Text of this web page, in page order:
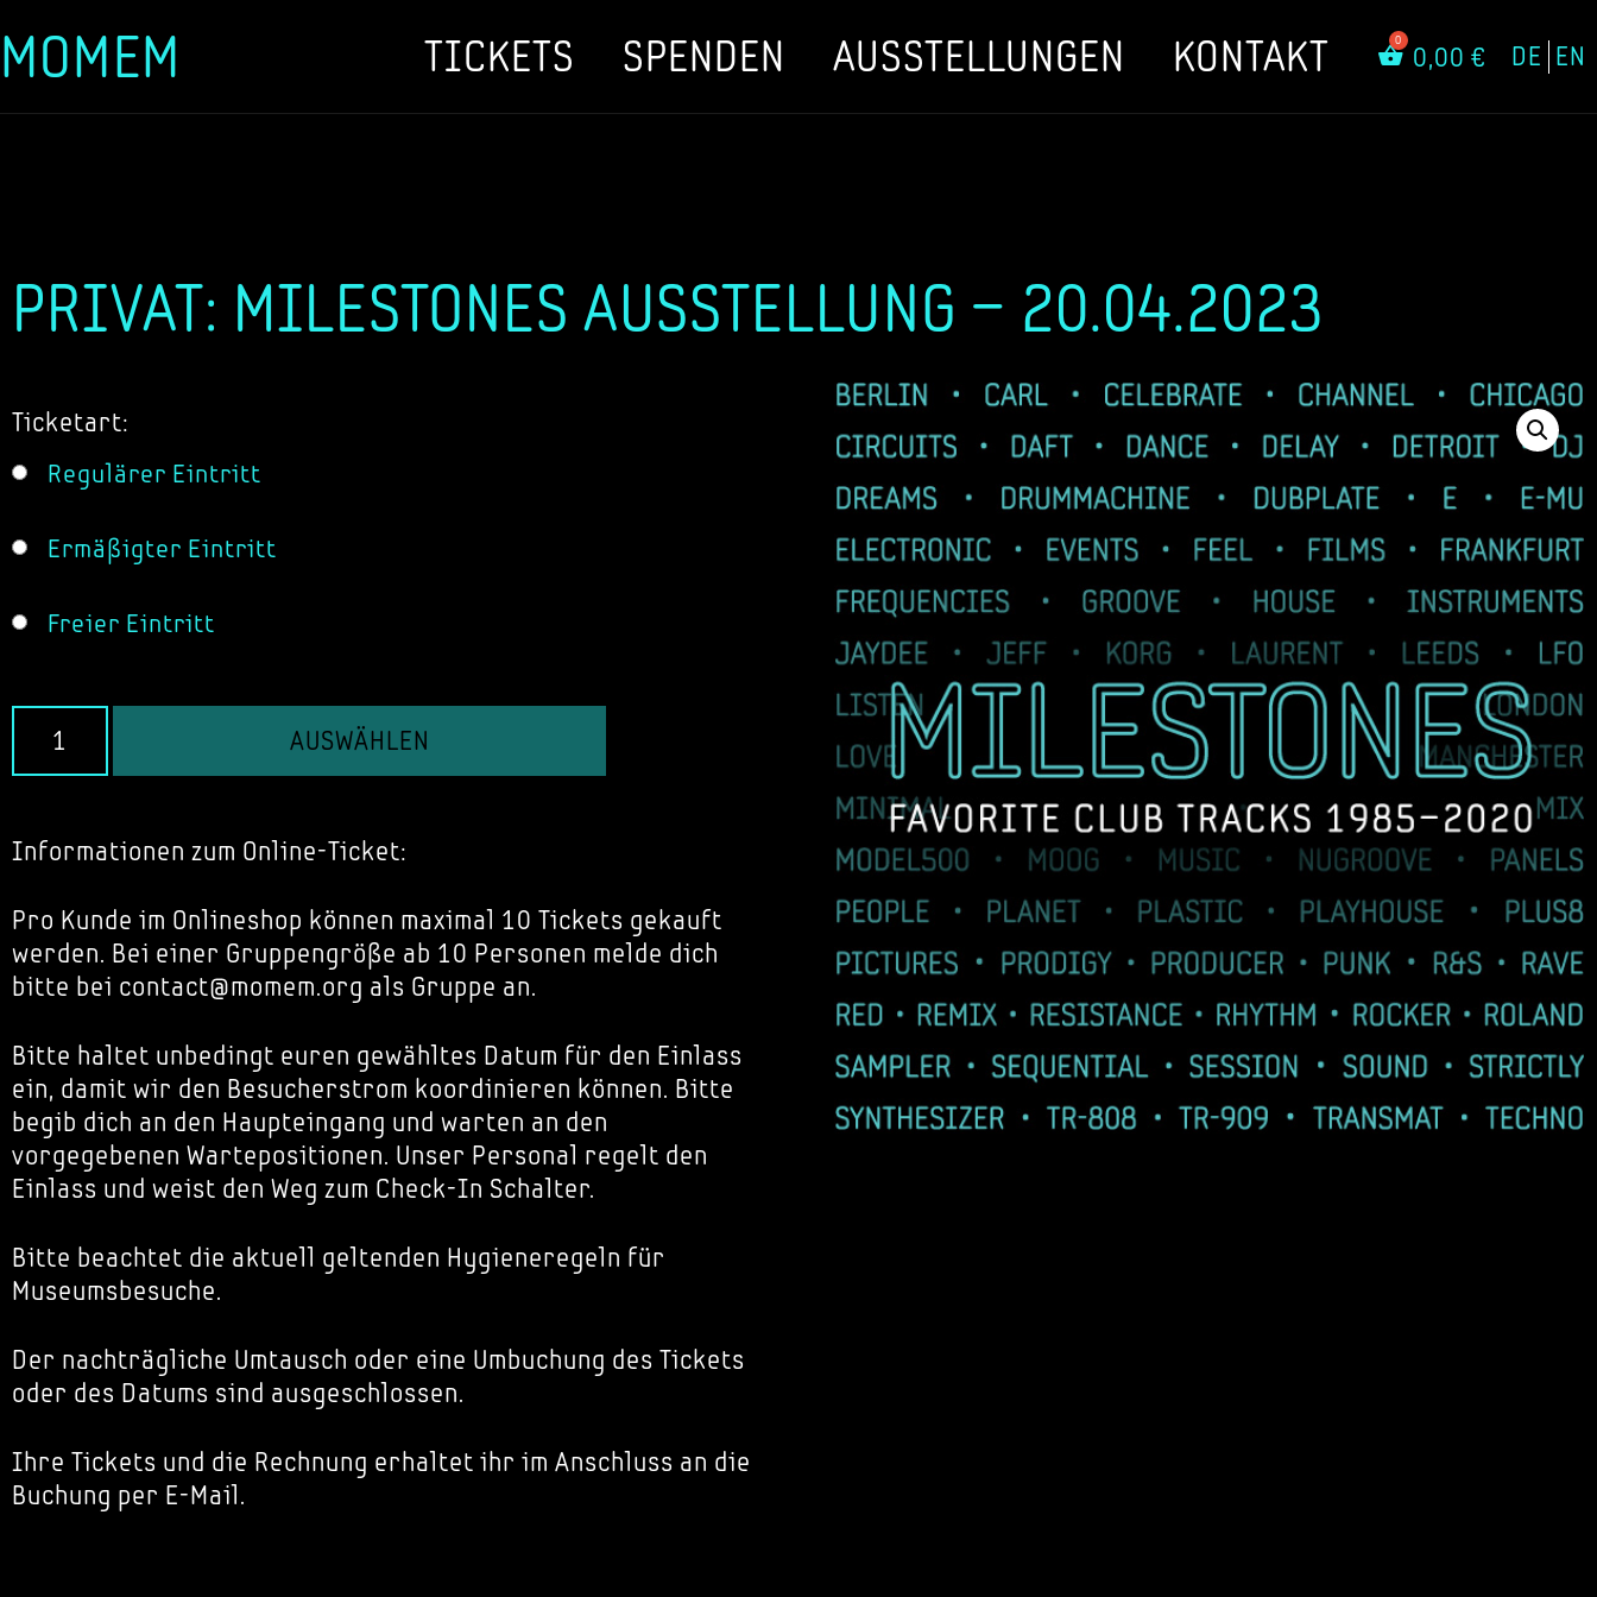
Zum
MOMEM TICKETS SPENDEN AUSSTELLUNGEN KONTAKT 0,00 € DE EN
PRIVAT: MILESTONES AUSSTELLUNG – 20.04.2023
Ticketart:
Regulärer Eintritt
Ermäßigter Eintritt
Freier Eintritt
AUSWÄHLEN
Informationen zum Online-Ticket:
Pro Kunde im Onlineshop können maximal 10 Tickets gekauft
werden. Bei einer Gruppengröße ab 10 Personen melde dich
bitte bei contact@momem.org als Gruppe an.
Bitte haltet unbedingt euren gewähltes Datum für den Einlass
ein, damit wir den Besucherstrom koordinieren können. Bitte
begib dich an den Haupteingang und warten an den
vorgegebenen Wartepositionen. Unser Personal regelt den
Einlass und weist den Weg zum Check-In Schalter.
Bitte beachtet die aktuell geltenden Hygieneregeln für
Museumsbesuche.
Der nachträgliche Umtausch oder eine Umbuchung des Tickets
oder des Datums sind ausgeschlossen.
Ihre Tickets und die Rechnung erhaltet ihr im Anschluss an die
Buchung per E-Mail.